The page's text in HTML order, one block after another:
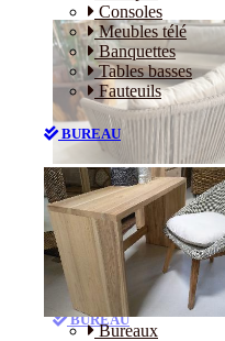
Consoles
Meubles télé
Banquettes
Tables basses
Fauteuils
BUREAU
Bureaux
Canapés
Consoles
Meubles télé
Banquettes
Tables basses
Fauteuils
BUREAU